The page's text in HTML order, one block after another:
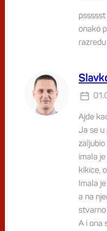
pssssst
onako
razredu
Ajde
Ja se u
imala
kikice,
Imala
a na
stvarno
A i ona